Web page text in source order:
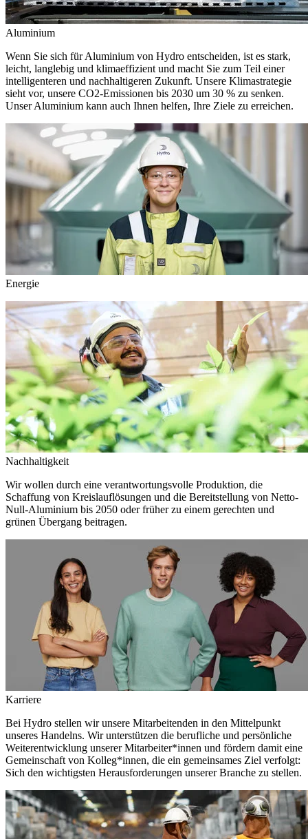
Aluminium
Wenn Sie sich für Aluminium von Hydro entscheiden, ist es stark,
leicht, langlebig und klimaeffizient und macht Sie zum Teil einer
intelligenteren und nachhaltigeren Zukunft. Unsere Klimastrategie
sieht vor, unsere CO2-Emissionen bis 2030 um 30 % zu senken.
Unser Aluminium kann auch Ihnen helfen, Ihre Ziele zu erreichen.
Energie
Nachhaltigkeit
Wir wollen durch eine verantwortungsvolle Produktion, die
Schaffung von Kreislauflösungen und die Bereitstellung von Netto-
Null-Aluminium bis 2050 oder früher zu einem gerechten und
grünen Übergang beitragen.
Karriere
Bei Hydro stellen wir unsere Mitarbeitenden in den Mittelpunkt
unseres Handelns. Wir unterstützen die berufliche und persönliche
Weiterentwicklung unserer Mitarbeiter*innen und fördern damit eine
Gemeinschaft von Kolleg*innen, die ein gemeinsames Ziel verfolgt:
Sich den wichtigsten Herausforderungen unserer Branche zu stellen.